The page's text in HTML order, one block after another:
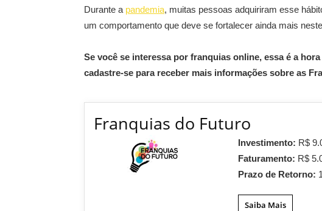
Durante a pandemia, muitas pessoas adquiriram esse
um comportamento que deve se fortalecer ainda mais
Se você se interessa por franquias online, essa é a
cadastre-se para receber mais informações sobre as
Franquias do Futuro
Investimento: R$
Faturamento: R$
Prazo de Retorno:
Saiba Mais